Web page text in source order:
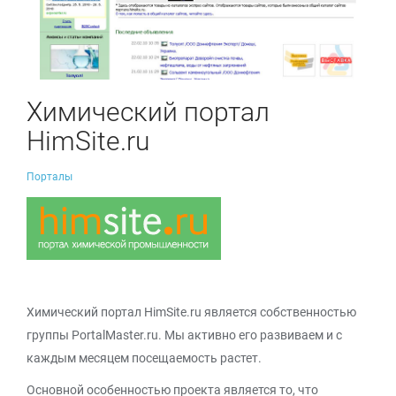
Химический портал
HimSite.ru
Порталы
Химический портал HimSite.ru является собственностью
группы PortalMaster.ru. Мы активно его развиваем и с
каждым месяцем посещаемость растет.
Основной особенностью проекта является то, что